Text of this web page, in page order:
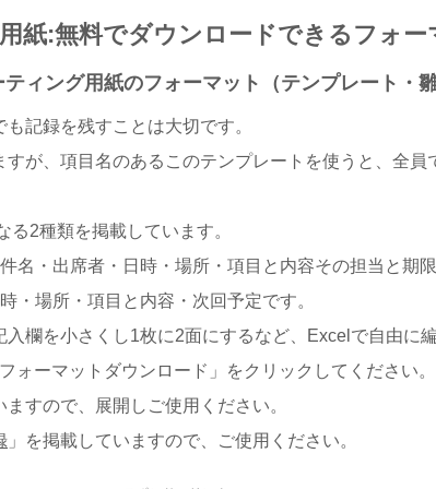
紙:無料でダウンロードできるフォー
ィング用紙のフォーマット（テンプレート・雛
記録を残すことは大切です。
が、項目名のあるこのテンプレートを使うと、全員
2種類を掲載しています。
名・出席者・日時・場所・項目と内容その担当と期限
・場所・項目と内容・次回予定です。
欄を小さくし1枚に2面にするなど、Excelで自由に
ォーマットダウンロード」をクリックしてください。
すので、展開しご使用ください。
」を掲載していますので、ご使用ください。